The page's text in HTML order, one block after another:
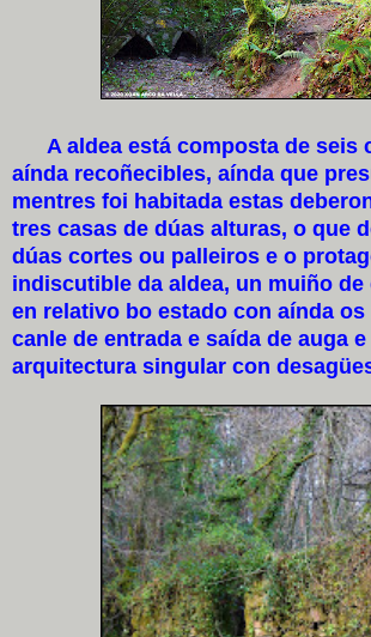
A aldea está composta de seis
aínda recoñecibles, aínda que
mentres foi habitada estas
tres casas de dúas alturas, o que
dúas cortes ou palleiros e o
indiscutible da aldea, un muiño
en relativo bo estado con aínda
canle de entrada e saída de auga
arquitectura singular con